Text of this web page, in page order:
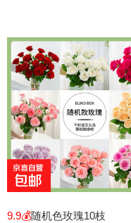
9.9💰随机色玫瑰10枝